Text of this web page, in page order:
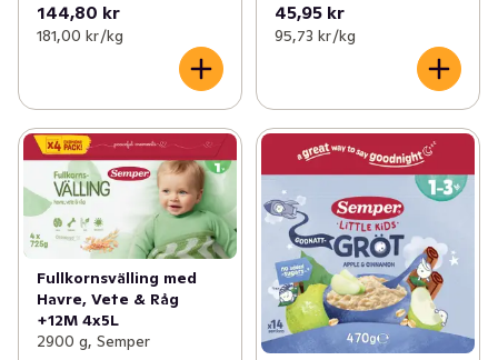
144,80 kr
181,00 kr /kg
45,95 kr
95,73 kr /kg
Fullkornsvälling med
Havre, Vete & Råg
+12M 4x5L
2900 g, Semper